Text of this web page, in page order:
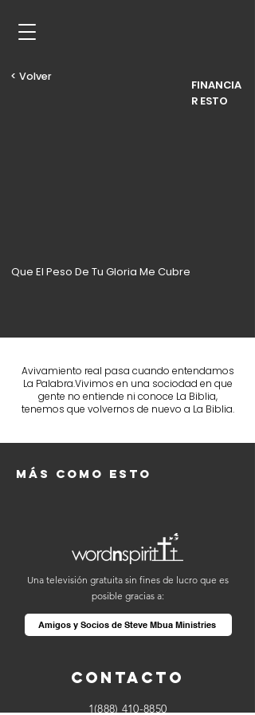
< Volver
FINANCIA
R ESTO
Que El Peso De Tu Gloria Me Cubre
Avivamiento real pasa cuando entendamos
La Palabra.Vivimos en una sociodad en que
gente no entiende ni conoce La Biblia,
tenemos que volvernos de nuevo a La Biblia.
Más como esto
Contacto
1(888) 410-8850
Una televisión gratuita sin fines de lucro que es
posible gracias a:
Amigos y Socios de Steve Mbua Ministries